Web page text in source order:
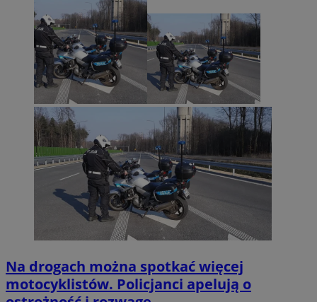
Na drogach można spotkać więcej
motocyklistów. Policjanci apelują o